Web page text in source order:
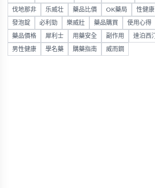
伐地那非 乐威壮 藥品比價 OK藥局 性健康
發泡錠 必利勁 樂威壯 藥品購買 使用心得
藥品價格 犀利士 用藥安全 副作用 達泊西汀
男性健康 學名藥 購藥指南 威而鋼